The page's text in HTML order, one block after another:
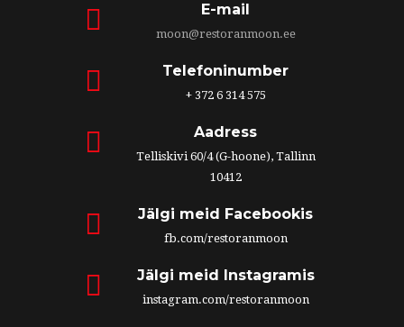
E-mail
moon@restoranmoon.ee
Telefoninumber
+ 372 6 314 575
Aadress
Telliskivi 60/4 (G-hoone), Tallinn
10412
Jälgi meid Facebookis
fb.com/restoranmoon
Jälgi meid Instagramis
instagram.com/restoranmoon